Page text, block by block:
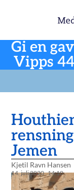
Gi en
Vipps
Jemen
Kjetil Ravn Hansen
14. juli 2020 14:10